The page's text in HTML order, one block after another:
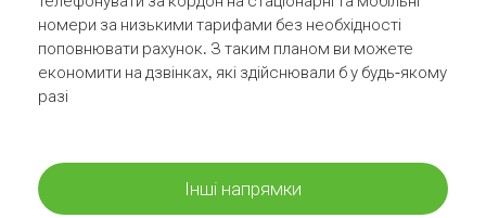
номери за низькими тарифами без необхідності
поповнювати рахунок. З таким планом ви можете
економити на дзвінках, які здійснювали б у будь-якому
разі
Інші напрямки